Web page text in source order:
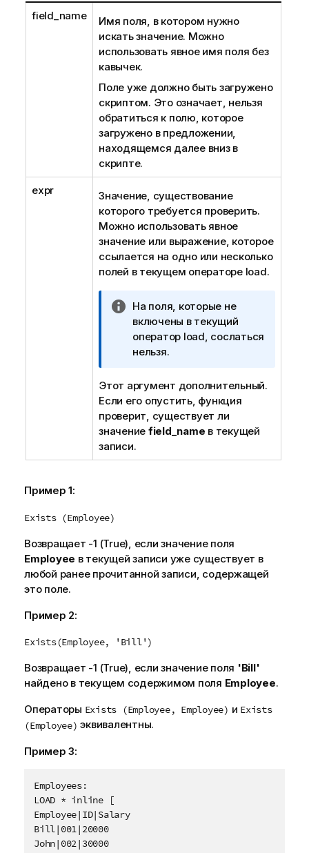
field_name
Имя поля, в котором нужно
искать значение. Можно
использовать явное имя поля без
кавычек.
Поле уже должно быть загружено
скриптом. Это означает, нельзя
обратиться к полю, которое
загружено в предложении,
находящемся далее вниз в
скрипте.
expr
Значение, существование
которого требуется проверить.
Можно использовать явное
значение или выражение, которое
ссылается на одно или несколько
полей в текущем операторе load.
П
р
и
м
ч
а
н
и
е
к
м
а
ц
На поля, которые не
включены в текущий
оператор load, сослаться
нельзя.
Этот аргумент дополнительный.
Если его опустить, функция
проверит, существует ли
значение field_name в текущей
записи.
Пример 1:
Exists (Employee)
Возвращает -1 (True), если значение поля
Employee в текущей записи уже существует в
любой ранее прочитанной записи, содержащей
это поле.
Пример 2:
Exists(Employee, 'Bill')
Возвращает -1 (True), если значение поля 'Bill'
найдено в текущем содержимом поля Employee.
Операторы Exists (Employee, Employee) и Exists
(Employee) эквивалентны.
Пример 3:
Employees:
LOAD * inline [
Employee|ID|Salary
Bill|001|20000
John|002|30000